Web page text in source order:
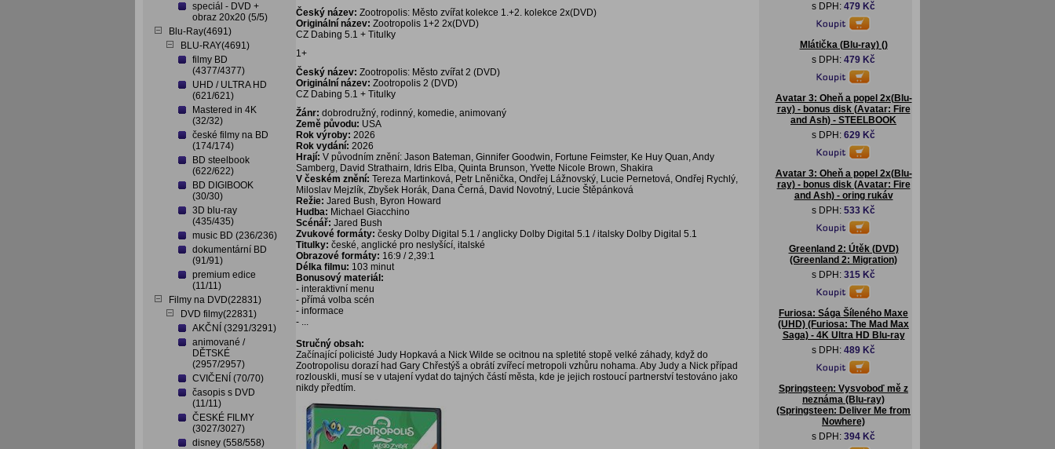
speciál - DVD +
obraz 20x20 (5/5)
Blu-Ray(4691)
BLU-RAY(4691)
filmy BD
(4377/4377)
UHD / ULTRA HD
(621/621)
Mastered in 4K
(32/32)
české filmy na BD
(174/174)
BD steelbook
(622/622)
BD DIGIBOOK
(30/30)
3D blu-ray
(435/435)
music BD (236/236)
dokumentární BD
(91/91)
premium edice
(11/11)
Filmy na DVD(22831)
DVD filmy(22831)
AKČNÍ (3291/3291)
animované /
DĚTSKÉ
(2957/2957)
CVIČENÍ (70/70)
časopis s DVD
(11/11)
ČESKÉ FILMY
(3027/3027)
disney (558/558)
Český název: Zootropolis: Město zvířat kolekce 1.+2. kolekce 2x(DVD)
Originální název: Zootropolis 1+2 2x(DVD)
CZ Dabing 5.1 + Titulky
1+
Český název: Zootropolis: Město zvířat 2 (DVD)
Originální název: Zootropolis 2 (DVD)
CZ Dabing 5.1 + Titulky
Žánr: dobrodružný, rodinný, komedie, animovaný
Země původu: USA
Rok výroby: 2026
Rok vydání: 2026
Hrají: V původním znění: Jason Bateman, Ginnifer Goodwin, Fortune Feimster, Ke Huy Quan, Andy
Samberg, David Strathairn, Idris Elba, Quinta Brunson, Yvette Nicole Brown, Shakira
V českém znění: Tereza Martinková, Petr Lněnička, Ondřej Lážnovský, Lucie Pernetová, Ondřej Rychlý,
Miloslav Mejzlík, Zbyšek Horák, Dana Černá, David Novotný, Lucie Štěpánková
Režie: Jared Bush, Byron Howard
Hudba: Michael Giacchino
Scénář: Jared Bush
Zvukové formáty: česky Dolby Digital 5.1 / anglicky Dolby Digital 5.1 / italsky Dolby Digital 5.1
Titulky: české, anglické pro neslyšící, italské
Obrazové formáty: 16:9 / 2,39:1
Délka filmu: 103 minut
Bonusový materiál:
- interaktivní menu
- přímá volba scén
- informace
- ...
Stručný obsah:
Začínající policisté Judy Hopkavá a Nick Wilde se ocitnou na spletité stopě velké záhady, když do
Zootropolisu dorazí had Gary Chřestýš a obrátí zvířecí metropoli vzhůru nohama. Aby Judy a Nick případ
rozlouskli, musí se v utajení vydat do tajných částí města, kde je jejich rostoucí partnerství testováno jako
nikdy předtím.
s DPH: 479 Kč
Mlátička (Blu-ray) ()
s DPH: 479 Kč
Avatar 3: Oheň a popel 2x(Blu-
ray) - bonus disk (Avatar: Fire
and Ash) - STEELBOOK
s DPH: 629 Kč
Avatar 3: Oheň a popel 2x(Blu-
ray) - bonus disk (Avatar: Fire
and Ash) - oring rukáv
s DPH: 533 Kč
Greenland 2: Útěk (DVD)
(Greenland 2: Migration)
s DPH: 315 Kč
Furiosa: Sága Šíleného Maxe
(UHD) (Furiosa: The Mad Max
Saga) - 4K Ultra HD Blu-ray
s DPH: 489 Kč
Springsteen: Vysvoboď mě z
neznáma (Blu-ray)
(Springsteen: Deliver Me from
Nowhere)
s DPH: 394 Kč